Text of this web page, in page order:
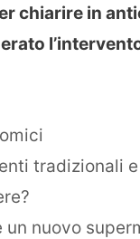
chiarire in
tradizionali
un nuovo